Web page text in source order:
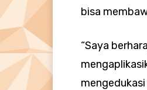
bisa
“Saya